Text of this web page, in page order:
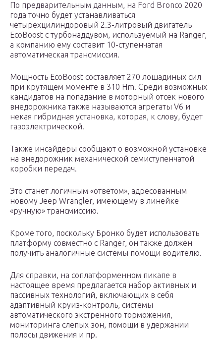
По предварительным данным, на Ford Bronco 2020
года точно будет устанавливаться
четырехцилиндоровый 2.3-литровый двигатель
EcoBoost с турбонаддувом, используемый на Ranger,
а компанию ему составит 10-ступенчатая
автоматическая трансмиссия.
Мощность EcoBoost составляет 270 лошадиных сил
при крутящем моменте в 310 Hm. Среди возможных
кандидатов на попадание в моторный отсек нового
внедорожника также называются агрегаты V6 и
некая гибридная установка, которая, к слову, будет
газоэлектрической.
Также инсайдеры сообщают о возможной установке
на внедорожник механической семиступенчатой
коробки передач.
Это станет логичным «ответом», адресованным
новому Jeep Wrangler, имеющему в линейке
«ручную» трансмиссию.
Кроме того, поскольку Бронко будет использовать
платформу совместно с Ranger, он также должен
получить аналогичные системы помощи водителю.
Для справки, на соплатформенном пикапе в
настоящее время предлагается набор активных и
пассивных технологий, включающих в себя
адаптивный круиз-контроль, системы
автоматического экстренного торможения,
мониторинга слепых зон, помощи в удержании
полосы движения и пр.